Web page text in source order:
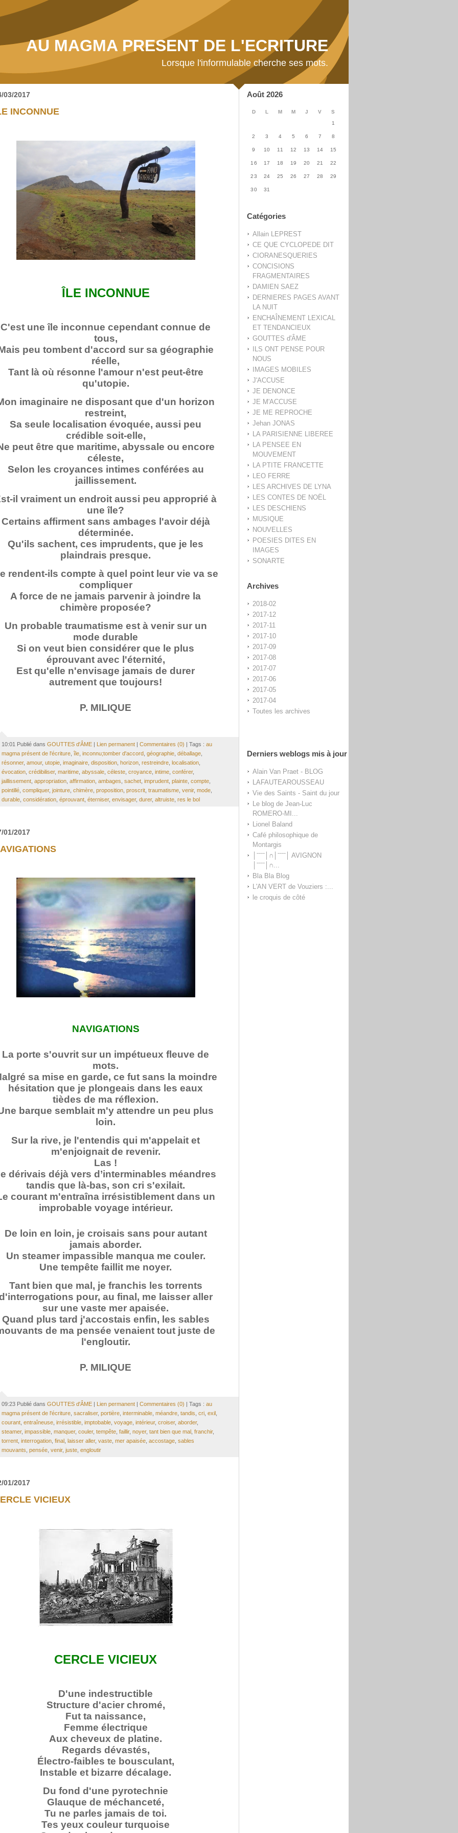
AU MAGMA PRESENT DE L'ECRITURE
Lorsque l'informulable cherche ses mots.
Août 2026
D L M M J V
S
1
2 3 4 5 6 7 8
9 10 11 12 13 14 15
16 17 18 19 20 21 22
23 24 25 26 27 28 29
30 31
Catégories
Allain LEPREST
CE QUE CYCLOPEDE DIT
CIORANESQUERIES
CONCISIONS
FRAGMENTAIRES
DAMIEN SAEZ
DERNIERES PAGES AVANT
LA NUIT
ENCHAÎNEMENT LEXICAL
ET TENDANCIEUX
GOUTTES d'ÂME
ILS ONT PENSE POUR
NOUS
IMAGES MOBILES
J'ACCUSE
JE DENONCE
JE M'ACCUSE
JE ME REPROCHE
Jehan JONAS
LA PARISIENNE LIBEREE
LA PENSEE EN
MOUVEMENT
LA PTITE FRANCETTE
LEO FERRE
LES ARCHIVES DE LYNA
LES CONTES DE NOËL
LES DESCHIENS
MUSIQUE
NOUVELLES
POESIES DITES EN
IMAGES
SONARTE
Archives
2018-02
2017-12
2017-11
2017-10
2017-09
2017-08
2017-07
2017-06
2017-05
2017-04
Toutes les archives
Derniers weblogs mis à jour
Alain Van Praet - BLOG
LAFAUTEAROUSSEAU
Vie des Saints - Saint du jour
Le blog de Jean-Luc
ROMERO-MI...
Lionel Baland
Café philosophique de
Montargis
│ˉˉˉˉ│∩│ˉˉˉˉ│ AVIGNON
│ˉˉˉˉ│∩...
Bla Bla Blog
L'AN VERT de Vouziers :...
le croquis de côté
03/2017
INCONNUE
ÎLE INCONNUE
C'est une île inconnue cependant connue de
tous,
peu tombent d'accord sur sa géographie
réelle,
Tant là où résonne l'amour n'est peut-être
qu'utopie.
imaginaire ne disposant que d'un horizon
restreint,
Sa seule localisation évoquée, aussi peu
crédible soit-elle,
peut être que maritime, abyssale ou encore
céleste,
Selon les croyances intimes conférées au
jaillissement.
il vraiment un endroit aussi peu approprié à
une île?
Certains affirment sans ambages l'avoir déjà
déterminée.
Qu'ils sachent, ces imprudents, que je les
plaindrais presque.
rendent-ils compte à quel point leur vie va se
compliquer
A force de ne jamais parvenir à joindre la
chimère proposée?
Un probable traumatisme est à venir sur un
mode durable
Si on veut bien considérer que le plus
éprouvant avec l'éternité,
Est qu'elle n'envisage jamais de durer
autrement que toujours!
P. MILIQUE
10:01 Publié dans GOUTTES d'ÂME| Lien permanent| Commentaires (0) | Tags : au
magma présent de l'écriture, île, inconnu;tomber d'accord, géographie, déballage,
résonner, amour, utopie, imaginaire, disposition, horizon, restreindre, localisation,
évocation, crédibiliser, maritime, abyssale, céleste, croyance, intime, conférer,
jaillissement, appropriation, affirmation, ambages sachet, imprudent, plainte, compte,
pointillé, compliquer, jointure, chimère, proposition, proscrit, traumatisme, venir, mode,
durable, considération, éprouvant, éterniser, envisager, durer, altruiste, res le bol
01/2017
NAVIGATIONS
La porte s'ouvrit sur un impétueux fleuve de
mots.
sa mise en garde, ce fut sans la moindre
hésitation que je plongeais dans les eaux
tièdes de ma réflexion.
barque semblait m'y attendre un peu plus
loin.
Sur la rive, je l'entendis qui m'appelait et
m'enjoignait de revenir.
Las !
dérivais déjà vers d’interminables méandres
tandis que là-bas, son cri s'exilait.
courant m'entraîna irrésistiblement dans un
improbable voyage intérieur.
De loin en loin, je croisais sans pour autant
jamais aborder.
Un steamer impassible manqua me couler.
Une tempête faillit me noyer.
Tant bien que mal, je franchis les torrents
pour, au final, me laisser aller
sur une vaste mer apaisée.
Quand plus tard j'accostais enfin, les sables
de ma pensée venaient tout juste de
l'engloutir.
P. MILIQUE
09:23 Publié dans GOUTTES d'ÂME| Lien permanent| Commentaires (0) | Tags : au
magma présent de l'écriture, sacraliser, portière, interminable, méandre, tandis cri, exil
courant, entraîneuse, irrésistible, imptobable, voyage, intérieur, croiser, aborder,
steamer, impassible, manquer, couler, tempête, faillir, noyer, tant bien que mal franchir,
torrent, interrogation, final laisser aller, vaste, mer apaisée, accostage, sables
mouvants pensée, venir, juste, engloutir
01/2017
VICIEUX
CERCLE VICIEUX
D'une indestructible
Structure d'acier chromé,
Fut ta naissance,
Femme électrique
Aux cheveux de platine.
Regards dévastés,
Électro-faibles te bousculant,
Instable et bizarre décalage.
Du fond d'une pyrotechnie
Glauque de méchanceté,
Tu ne parles jamais de toi.
Tes yeux couleur turquoise